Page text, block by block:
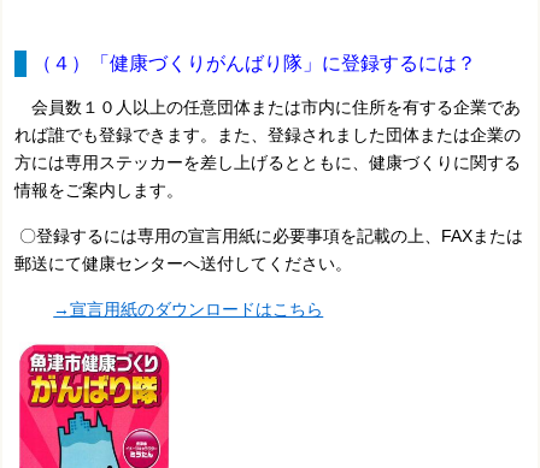
（４）「健康づくりがんばり隊」に登録するには？
会員数１０人以上の任意団体または市内に住所を有する企業であ
れば誰でも登録できます。また、登録されました団体または企業の
方には専用ステッカーを差し上げるとともに、健康づくりに関する
情報をご案内します。
〇登録するには専用の宣言用紙に必要事項を記載の上、FAXまたは
郵送にて健康センターへ送付してください。
→宣言用紙のダウンロードはこちら